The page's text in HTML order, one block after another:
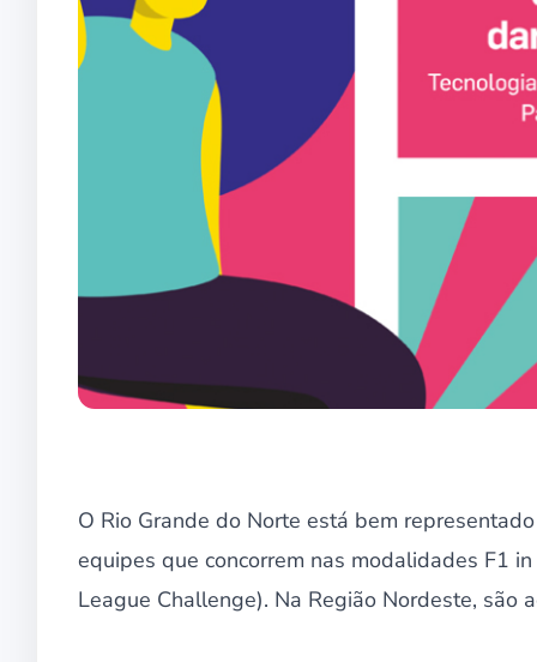
O Rio Grande do Norte está bem
equipes que concorrem nas modalidades F1
League Challenge). Na Região Nordeste, são